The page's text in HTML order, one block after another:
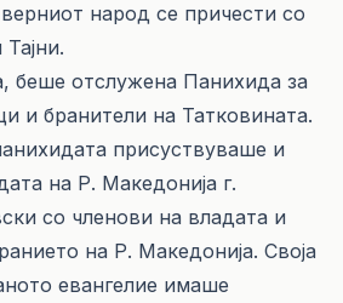
верниот народ се причести со
беше отслужена Панихида за
и бранители на Татковината.
присуствуваше и
на Р. Македонија г.
со членови на владата и
на Р. Македонија. Своја
евангелие имаше